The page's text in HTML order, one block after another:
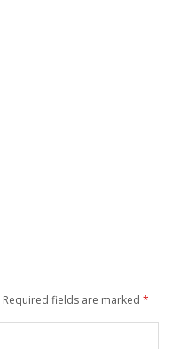
Required fields are marked *